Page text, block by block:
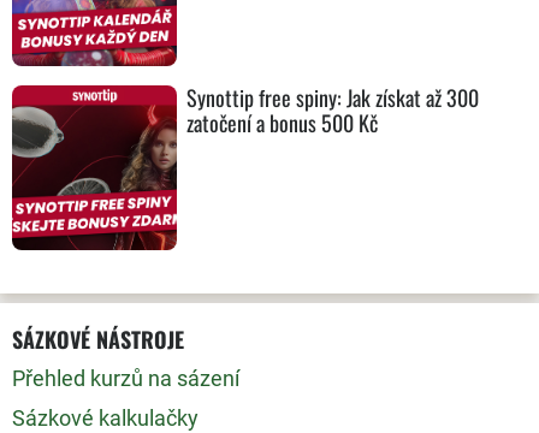
Synottip free spiny: Jak získat až 300
zatočení a bonus 500 Kč
SÁZKOVÉ NÁSTROJE
Přehled kurzů na sázení
Sázkové kalkulačky